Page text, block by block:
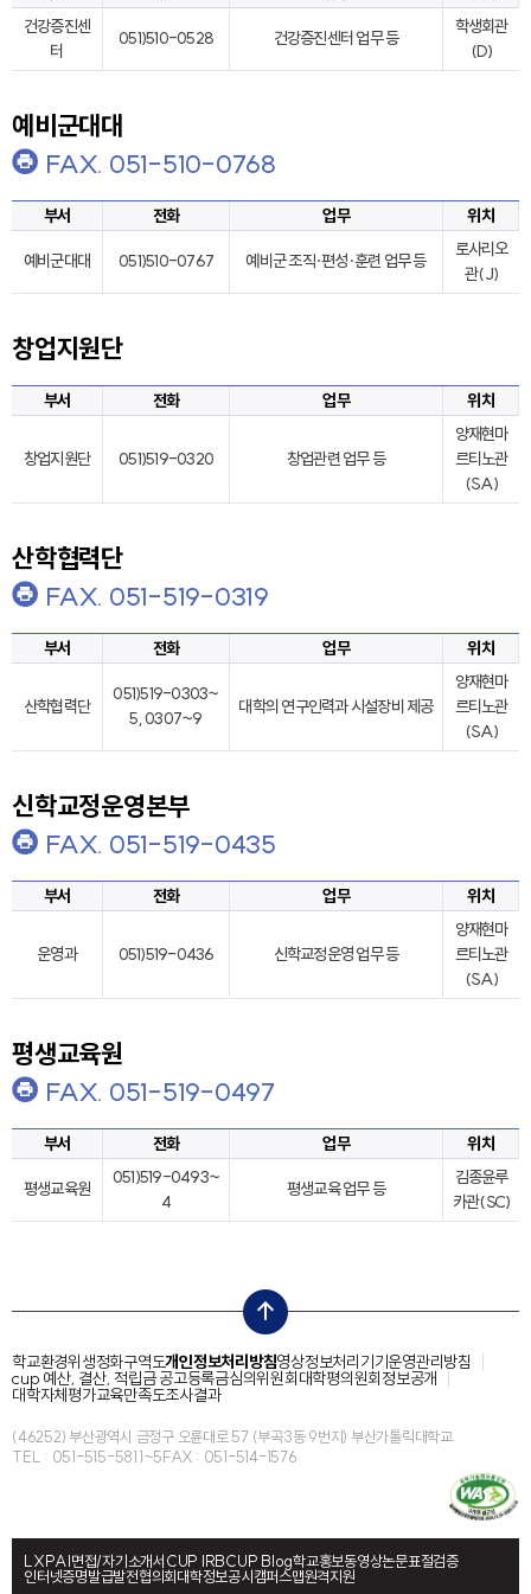
건강증진센
터
051)510-0528 건강증진센터 업무 등
학생회관
(D)
예비군대대
FAX. 051-510-0768
부서 전화 업무 위치
예비군대대 051)510-0767 예비군 조직·편성·훈련 업무 등
로사리오
관(J)
창업지원단
부서 전화 업무 위치
창업지원단 051)519-0320 창업관련 업무 등
양재현마
르티노관
(SA)
산학협력단
FAX. 051-519-0319
부서 전화 업무 위치
산학협력단
051)519-0303~
5, 0307~9
대학의 연구인력과 시설장비 제공
양재현마
르티노관
(SA)
신학교정운영본부
FAX. 051-519-0435
부서 전화 업무 위치
운영과 051)519-0436 신학교정운영 업무 등
양재현마
르티노관
(SA)
평생교육원
FAX. 051-519-0497
부서 전화 업무 위치
평생교육원
051)519-0493~
4
평생교육 업무 등
김종윤루
카관(SC)
top
학교환경위생정화구역도개인정보처리방침영상정보처리기기운영관리방침
cup 예산, 결산, 적립금 공고등록금심의위원회대학평의원회정보공개
대학자체평가교육만족도조사결과
(46252) 부산광역시 금정구 오륜대로 57 (부곡3동 9번지) 부산가톨릭대학교
TEL : 051-515-5811~5FAX : 051-514-1576
LXPAI면접/자기소개서CUP IRBCUP Blog학교홍보동영상논문표절검증
인터넷증명발급발전협의회대학정보공시캠퍼스맵원격지원